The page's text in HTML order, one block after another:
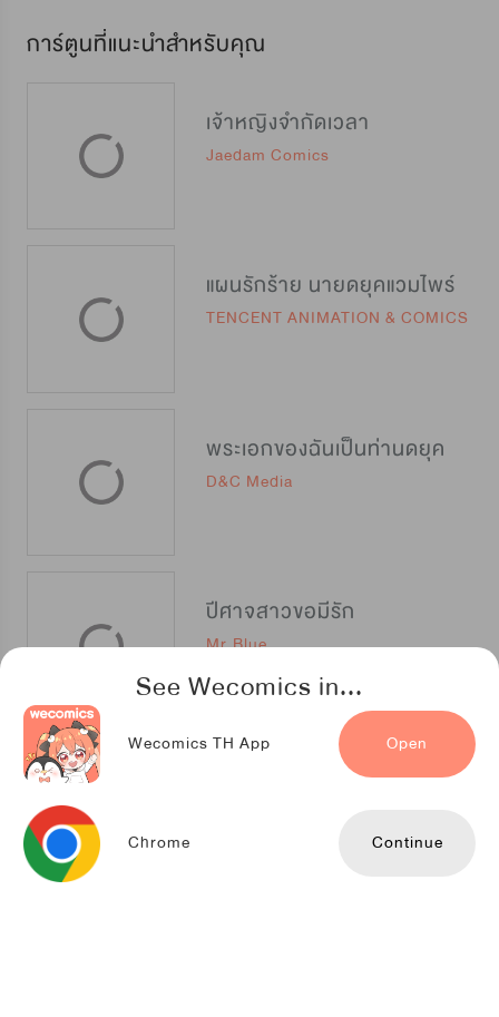
See Wecomics in...
Wecomics TH App Open
Chrome Continue
การ์ตูนที่แนะนำสำหรับคุณ
เจ้าหญิงจำกัดเวลา
Jaedam Comics
แผนรักร้าย นายดยุคแวมไพร์
TENCENT ANIMATION & COMICS
พระเอกของฉันเป็นท่านดยุค
D&C Media
ปีศาจสาวขอมีรัก
Mr.Blue
ชีวิตใหม่นี้ฉันจะเป็นลูกสาวมือโปร